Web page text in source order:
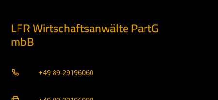
LFR Wirtschaftsanwälte PartG
mbB
+49 89 29196060